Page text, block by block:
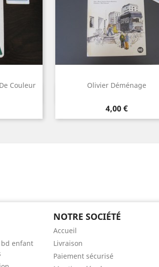
Couleur Olivier Déménage
Prix
4,00 €
bd enfant
NOTRE SOCIÉTÉ
Accueil
Livraison
Paiement sécurisé